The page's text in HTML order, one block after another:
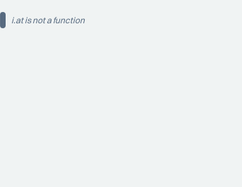
i.at is not a function